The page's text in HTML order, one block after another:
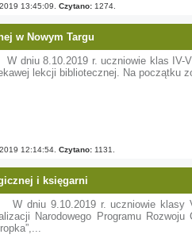
13:45:09. Czytano: 1274.
w Nowym Targu
W dniu 8.10.2019 r. uczniowie klas IV-
lekcji bibliotecznej. Na początku
12:14:54. Czytano: 1131.
i księgarni
W dniu 9.10.2019 r. uczniowie klasy
Narodowego Programu